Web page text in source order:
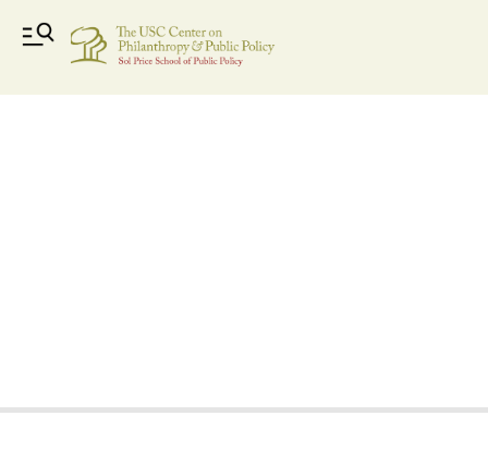
screengrab5